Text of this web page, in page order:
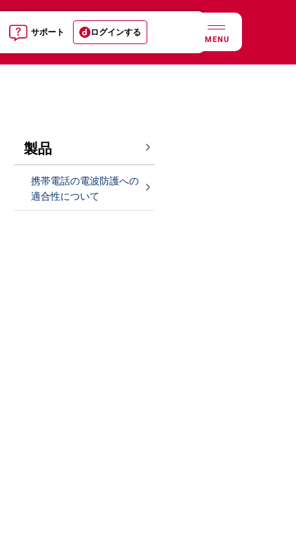
サポート ログインする
MENU
製品
携帯電話の電波防護への
適合性について